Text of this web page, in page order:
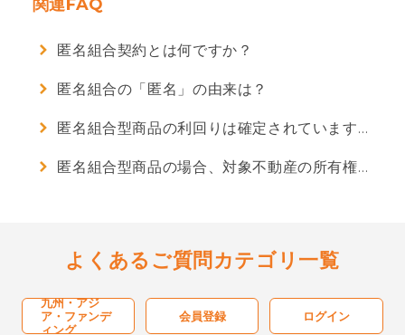
サイト利用規約
推奨環境
クーリングオフ制度
勧誘方針
電子情報処理組織の管理に係る基本方針
関連FAQ
匿名組合契約とは何ですか？
匿名組合の「匿名」の由来は？
匿名組合型商品の利回りは確定されていますか？
匿名組合型商品の場合、対象不動産の所有権や賃借権を取得しますか？
よくあるご質問カテゴリ一覧
九州・アジ
ア・ファンデ
ィング
会員登録 ログイン